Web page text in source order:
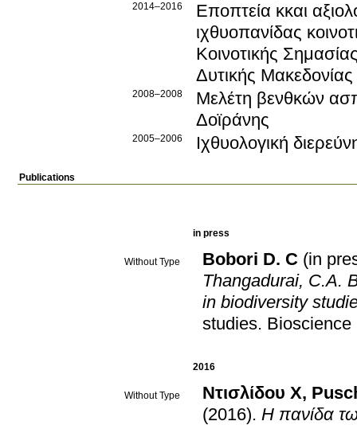
2014–2016
Εποπτεία κκαι
ιχθυοπανίδας
Κοινοτικής
Δυτικής Μακεδονίας
2008–2008
Μελέτη βενθκών
Δοϊράνης
2005–2006 Ιχθυολογική
Publications
in press
Without Type Bobori D. C (in
Thangadurai, C.A.
in biodiversity
studies. Bioscience
2016
Without Type Ντισλίδου Χ,
(2016). Η πανίδα